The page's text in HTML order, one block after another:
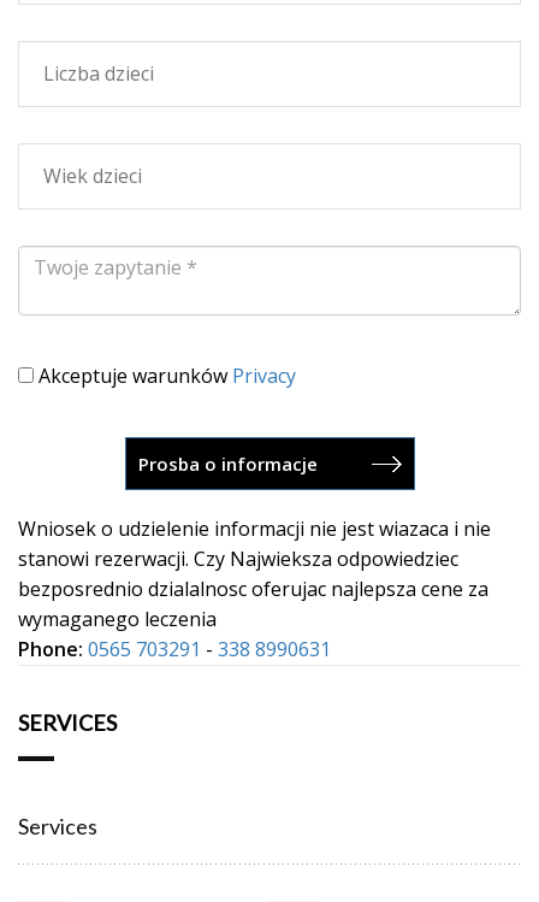
Akceptuje warunków Privacy
Wniosek o udzielenie informacji nie jest wiazaca i nie
stanowi rezerwacji. Czy Najwieksza odpowiedziec
bezposrednio dzialalnosc oferujac najlepsza cene za
wymaganego leczenia
Phone: 0565 703291 - 338 8990631
SERVICES
Services